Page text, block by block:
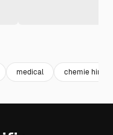
medical chemie